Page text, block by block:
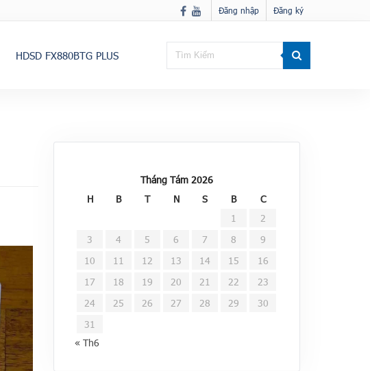
Đăng nhập Đăng ký
HDSD FX880BTG PLUS
Tháng Tám 2026
H
B T N S B
C
1
2
3
4 5 6 7 8
9
10
11 12 13 14 15
16
17
18 19 20 21 22
23
24
25 26 27 28 29
30
31
« Th6